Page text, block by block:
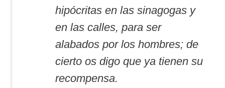
hipócritas en las sinagogas y
en las calles, para ser
alabados por los hombres; de
cierto os digo que ya tienen su
recompensa.